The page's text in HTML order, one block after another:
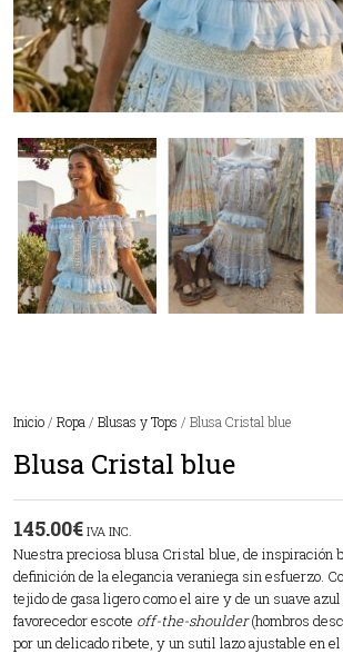
Inicio / Ropa / Blusas y Tops / Blusa Cristal blue
Blusa Cristal blue
145.00€ IVA INC.
Nuestra preciosa blusa Cristal blue, de inspiración
definición de la elegancia veraniega sin esfuerzo.
tejido de gasa ligero como el aire y de un suave
favorecedor escote off-the-shoulder(hombros
por un delicado ribete, y un sutil lazo ajustable en